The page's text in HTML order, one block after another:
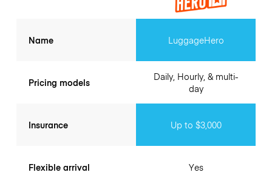
Name
Pricing models
Insurance
Flexible arrival
LuggageHero
Daily, Hourly, & multi-
day
Up to $3,000
Yes